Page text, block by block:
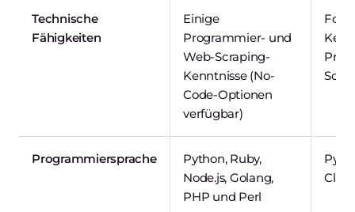
Technische
Fähigkeiten
Einige
Programmier- und
Web-Scraping-
Kenntnisse (No-
Code-Optionen
verfügbar)
Programmiersprache
Python, Ruby,
Node.js, Golang,
PHP und Perl